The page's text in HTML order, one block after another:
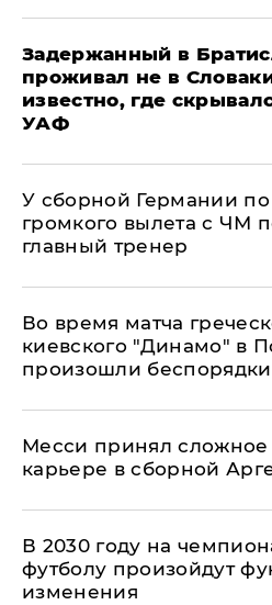
Задержанный в
проживал не в
известно, где
УАФ
У сборной Германии
громкого вылета с ЧМ
главный тренер
Во время матча
киевского "Динамо" в
произошли беспорядки
Месси принял
карьере в сборной
В 2030 году на
футболу произойдут
изменения